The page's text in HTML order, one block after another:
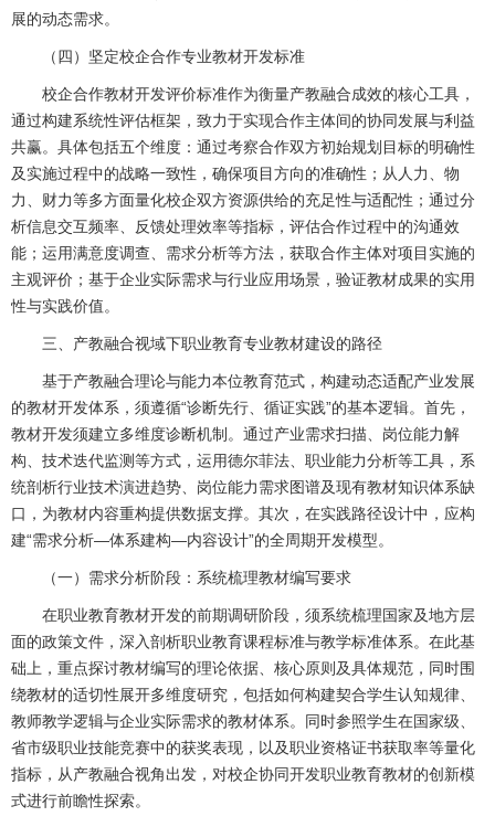
展的动态需求。
（四）坚定校企合作专业教材开发标准
校企合作教材开发评价标准作为衡量产教融合成效的核心工具，
通过构建系统性评估框架，致力于实现合作主体间的协同发展与利益
共赢。具体包括五个维度：通过考察合作双方初始规划目标的明确性
及实施过程中的战略一致性，确保项目方向的准确性；从人力、物
力、财力等多方面量化校企双方资源供给的充足性与适配性；通过分
析信息交互频率、反馈处理效率等指标，评估合作过程中的沟通效
能；运用满意度调查、需求分析等方法，获取合作主体对项目实施的
主观评价；基于企业实际需求与行业应用场景，验证教材成果的实用
性与实践价值。
三、产教融合视域下职业教育专业教材建设的路径
基于产教融合理论与能力本位教育范式，构建动态适配产业发展
的教材开发体系，须遵循“诊断先行、循证实践”的基本逻辑。首先，
教材开发须建立多维度诊断机制。通过产业需求扫描、岗位能力解
构、技术迭代监测等方式，运用德尔菲法、职业能力分析等工具，系
统剖析行业技术演进趋势、岗位能力需求图谱及现有教材知识体系缺
口，为教材内容重构提供数据支撑。其次，在实践路径设计中，应构
建“需求分析—体系建构—内容设计”的全周期开发模型。
（一）需求分析阶段：系统梳理教材编写要求
在职业教育教材开发的前期调研阶段，须系统梳理国家及地方层
面的政策文件，深入剖析职业教育课程标准与教学标准体系。在此基
础上，重点探讨教材编写的理论依据、核心原则及具体规范，同时围
绕教材的适切性展开多维度研究，包括如何构建契合学生认知规律、
教师教学逻辑与企业实际需求的教材体系。同时参照学生在国家级、
省市级职业技能竞赛中的获奖表现，以及职业资格证书获取率等量化
指标，从产教融合视角出发，对校企协同开发职业教育教材的创新模
式进行前瞻性探索。